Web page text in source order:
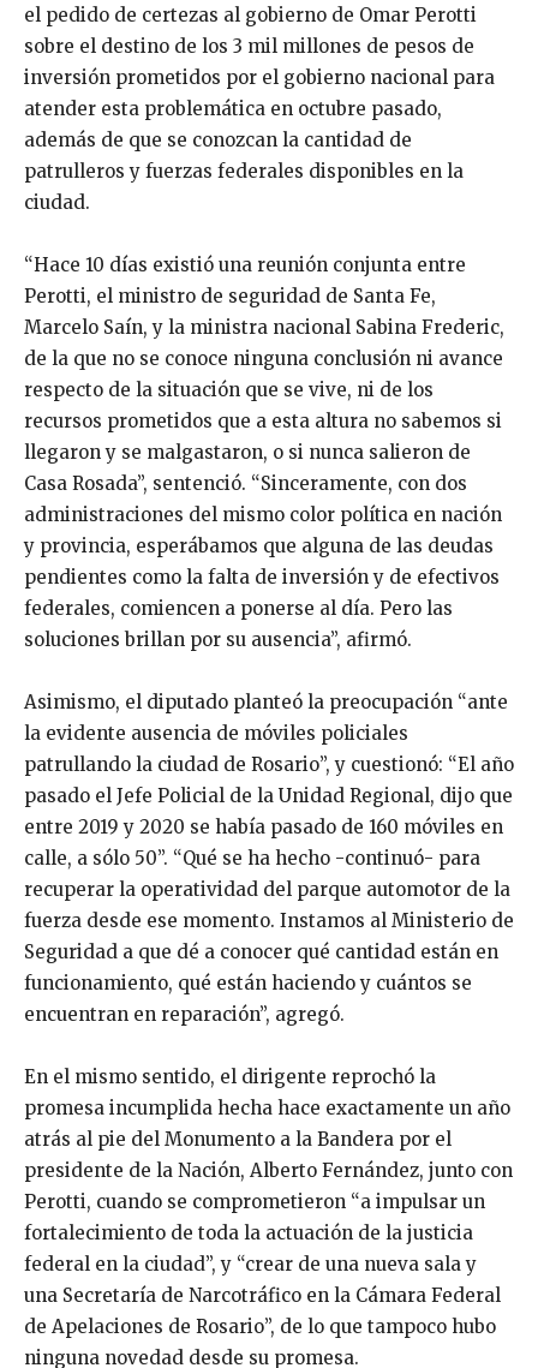
el pedido de certezas al gobierno de Omar Perotti
sobre el destino de los 3 mil millones de pesos de
inversión prometidos por el gobierno nacional para
atender esta problemática en octubre pasado,
además de que se conozcan la cantidad de
patrulleros y fuerzas federales disponibles en la
ciudad.
“Hace 10 días existió una reunión conjunta entre
Perotti, el ministro de seguridad de Santa Fe,
Marcelo Saín, y la ministra nacional Sabina Frederic,
de la que no se conoce ninguna conclusión ni avance
respecto de la situación que se vive, ni de los
recursos prometidos que a esta altura no sabemos si
llegaron y se malgastaron, o si nunca salieron de
Casa Rosada”, sentenció. “Sinceramente, con dos
administraciones del mismo color política en nación
y provincia, esperábamos que alguna de las deudas
pendientes como la falta de inversión y de efectivos
federales, comiencen a ponerse al día. Pero las
soluciones brillan por su ausencia”, afirmó.
Asimismo, el diputado planteó la preocupación “ante
la evidente ausencia de móviles policiales
patrullando la ciudad de Rosario”, y cuestionó: “El año
pasado el Jefe Policial de la Unidad Regional, dijo que
entre 2019 y 2020 se había pasado de 160 móviles en
calle, a sólo 50”. “Qué se ha hecho -continuó- para
recuperar la operatividad del parque automotor de la
fuerza desde ese momento. Instamos al Ministerio de
Seguridad a que dé a conocer qué cantidad están en
funcionamiento, qué están haciendo y cuántos se
encuentran en reparación”, agregó.
En el mismo sentido, el dirigente reprochó la
promesa incumplida hecha hace exactamente un año
atrás al pie del Monumento a la Bandera por el
presidente de la Nación, Alberto Fernández, junto con
Perotti, cuando se comprometieron “a impulsar un
fortalecimiento de toda la actuación de la justicia
federal en la ciudad”, y “crear de una nueva sala y
una Secretaría de Narcotráfico en la Cámara Federal
de Apelaciones de Rosario”, de lo que tampoco hubo
ninguna novedad desde su promesa.